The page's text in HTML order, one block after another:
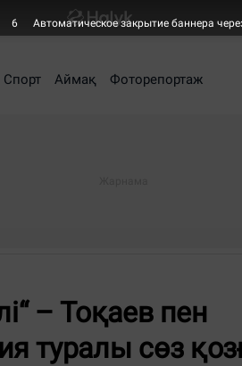
Спорт Аймақ Фоторепортаж
– Тоқаев пен
туралы сөз
6 Автоматическое закрытие баннера